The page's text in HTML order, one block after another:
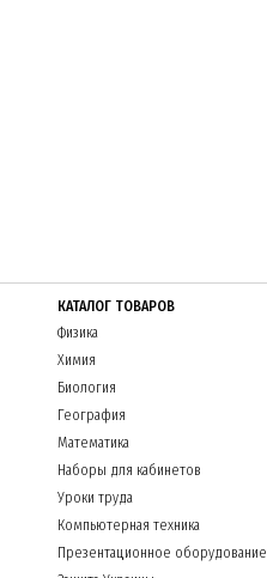
КАТАЛОГ ТОВАРОВ
Физика
Химия
Биология
География
Математика
Наборы для кабинетов
Уроки труда
Компьютерная техника
Презентационное оборудование